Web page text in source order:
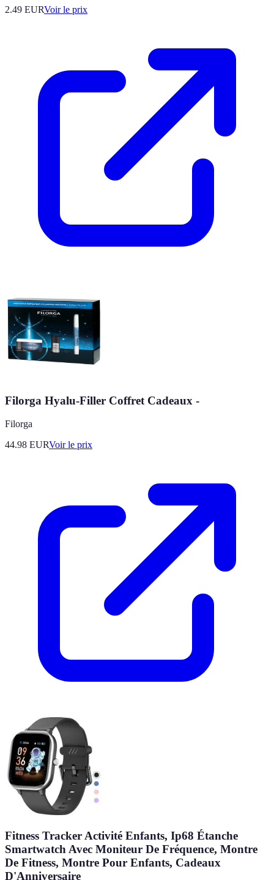
2.49 EURVoir le prix
Filorga Hyalu-Filler Coffret Cadeaux -
Filorga
44.98 EURVoir le prix
Fitness Tracker Activité Enfants, Ip68 Étanche
Smartwatch Avec Moniteur De Fréquence, Montre
De Fitness, Montre Pour Enfants, Cadeaux
D'Anniversaire